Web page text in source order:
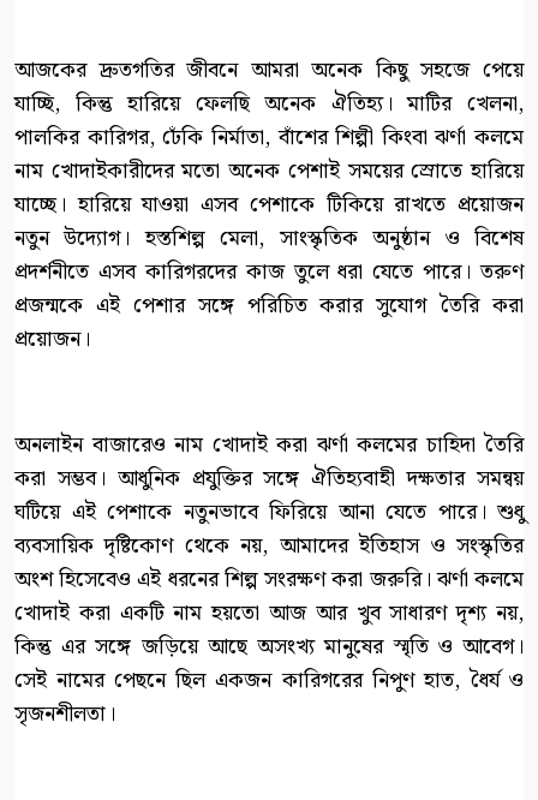
আজকের দ্রুতগতির জীবনে আমরা অনেক কিছু সহজে পেয়ে
যাচ্ছি, কিন্তু হারিয়ে ফেলছি অনেক ঐতিহ্য। মাটির খেলনা,
পালকির কারিগর, ঢেঁকি নির্মাতা, বাঁশের শিল্পী কিংবা ঝর্ণা কলমে
নাম খোদাইকারীদের মতো অনেক পেশাই সময়ের স্রোতে হারিয়ে
যাচ্ছে। হারিয়ে যাওয়া এসব পেশাকে টিকিয়ে রাখতে প্রয়োজন
নতুন উদ্যোগ। হস্তশিল্প মেলা, সাংস্কৃতিক অনুষ্ঠান ও বিশেষ
প্রদর্শনীতে এসব কারিগরদের কাজ তুলে ধরা যেতে পারে। তরুণ
প্রজন্মকে এই পেশার সঙ্গে পরিচিত করার সুযোগ তৈরি করা
প্রয়োজন।
অনলাইন বাজারেও নাম খোদাই করা ঝর্ণা কলমের চাহিদা তৈরি
করা সম্ভব। আধুনিক প্রযুক্তির সঙ্গে ঐতিহ্যবাহী দক্ষতার সমন্বয়
ঘটিয়ে এই পেশাকে নতুনভাবে ফিরিয়ে আনা যেতে পারে। শুধু
ব্যবসায়িক দৃষ্টিকোণ থেকে নয়, আমাদের ইতিহাস ও সংস্কৃতির
অংশ হিসেবেও এই ধরনের শিল্প সংরক্ষণ করা জরুরি। ঝর্ণা কলমে
খোদাই করা একটি নাম হয়তো আজ আর খুব সাধারণ দৃশ্য নয়,
কিন্তু এর সঙ্গে জড়িয়ে আছে অসংখ্য মানুষের স্মৃতি ও আবেগ।
সেই নামের পেছনে ছিল একজন কারিগরের নিপুণ হাত, ধৈর্য ও
সৃজনশীলতা।